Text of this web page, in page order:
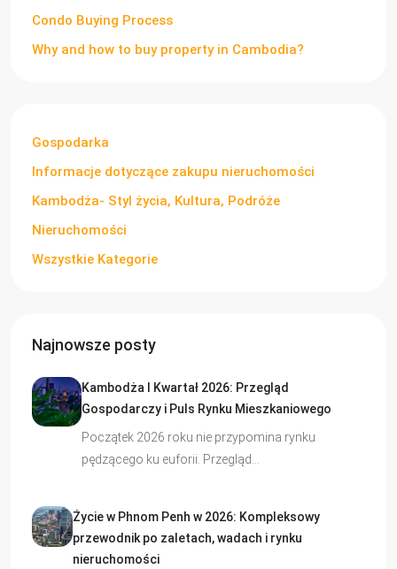
Condo Buying Process
Why and how to buy property in Cambodia?
Gospodarka
Informacje dotyczące zakupu nieruchomości
Kambodża- Styl życia, Kultura, Podróże
Nieruchomości
Wszystkie Kategorie
Najnowsze posty
Kambodża I Kwartał 2026: Przegląd
Gospodarczy i Puls Rynku Mieszkaniowego
Początek 2026 roku nie przypomina rynku
pędzącego ku euforii. Przegląd…
Życie w Phnom Penh w 2026: Kompleksowy
przewodnik po zaletach, wadach i rynku
nieruchomości